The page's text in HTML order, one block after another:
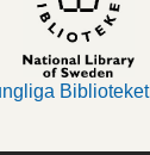
Biblioteket